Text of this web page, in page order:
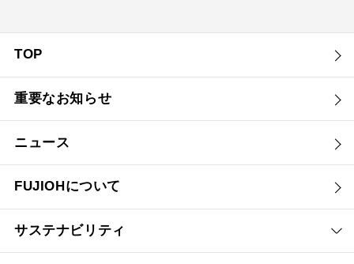
TOP
重要なお知らせ
ニュース
FUJIOHについて
サステナビリティ